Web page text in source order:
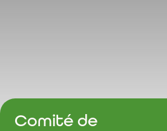
Comité de